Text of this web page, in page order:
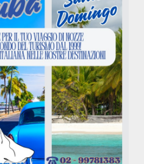
di uscita da pagare in loco
USD.
includono tutte le tasse –
andata e solo ritorno
3280637160 – 3348611421